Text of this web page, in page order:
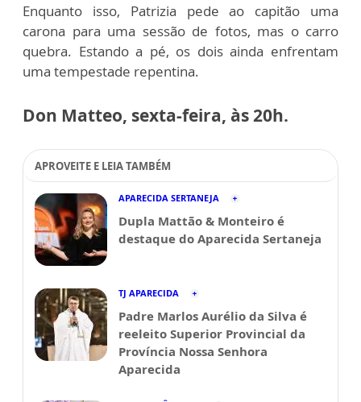
Enquanto isso, Patrizia pede ao capitão uma
carona para uma sessão de fotos, mas o carro
quebra. Estando a pé, os dois ainda enfrentam
uma tempestade repentina.
Don Matteo, sexta-feira, às 20h.
APROVEITE E LEIA TAMBÉM
APARECIDA SERTANEJA
Dupla Mattão & Monteiro é
destaque do Aparecida Sertaneja
TJ APARECIDA
Padre Marlos Aurélio da Silva é
reeleito Superior Provincial da
Província Nossa Senhora
Aparecida